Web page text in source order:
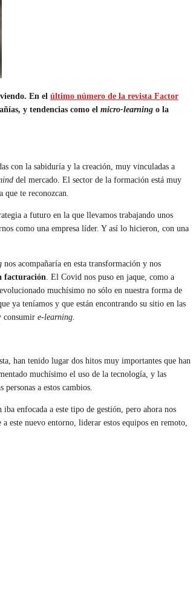
En el último número de la revista Factor
y tendencias como el micro-learning o la
con la sabiduría y la creación, muy vinculadas a
del mercado. El sector de la formación está muy
te reconozcan.
a futuro en la que llevamos trabajando unos
como una empresa líder. Y así lo hicieron, con una
nos acompañaría en esta transformación y nos
facturación . El Covid nos puso en jaque, como a
muchísimo no sólo en nuestra forma de
ya teníamos y que están encontrando su sitio en las
consumir e-learning
han tenido lugar dos hitos muy importantes que han
muchísimo el uso de la tecnología, y las
a estos cambios.
enfocada a este tipo de gestión, pero ahora nos
este nuevo entorno, liderar estos equipos en remoto,